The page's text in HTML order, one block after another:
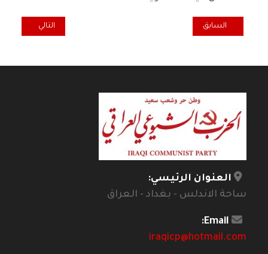
المقال السابق: أنقذوا الثقافة أيها المعنيون بها
السابق المقال التالي: الراحل علي
التالي
العنوان الرئيسي:
ساحة الاندلس - بغداد - العراق
Email:
iraqicp@hotmail.com